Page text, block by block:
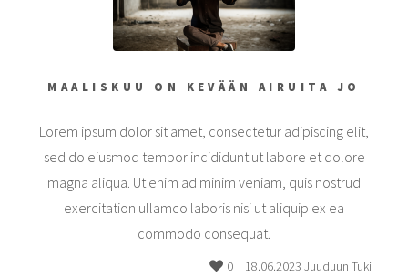
MAALISKUU ON KEVÄÄN AIRUITA JO
Lorem ipsum dolor sit amet, consectetur adipiscing elit,
sed do eiusmod tempor incididunt ut labore et dolore
magna aliqua. Ut enim ad minim veniam, quis nostrud
exercitation ullamco laboris nisi ut aliquip ex ea
commodo consequat.
0 18.06.2023 Juuduun Tuki